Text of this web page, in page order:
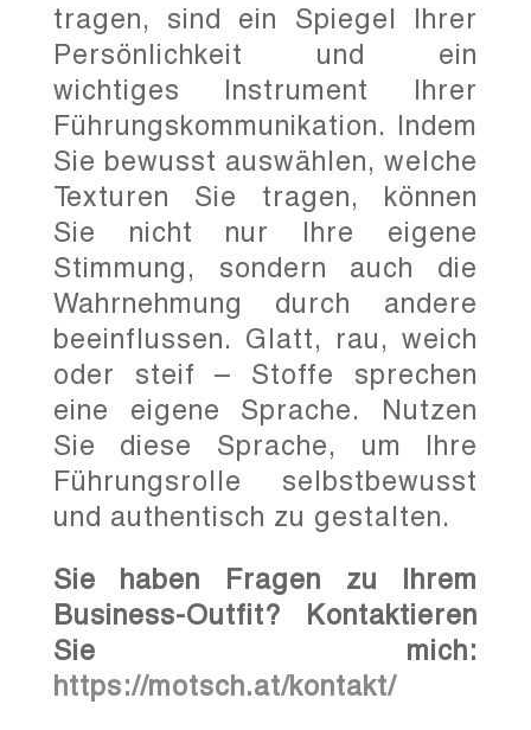
tragen, sind ein Spiegel Ihrer
Persönlichkeit und ein
wichtiges Instrument Ihrer
Führungskommunikation. Indem
Sie bewusst auswählen, welche
Texturen Sie tragen, können
Sie nicht nur Ihre eigene
Stimmung, sondern auch die
Wahrnehmung durch andere
beeinflussen. Glatt, rau, weich
oder steif – Stoffe sprechen
eine eigene Sprache. Nutzen
Sie diese Sprache, um Ihre
Führungsrolle selbstbewusst
und authentisch zu gestalten.
Sie haben Fragen zu Ihrem
Business-Outfit? Kontaktieren
Sie mich:
https://motsch.at/kontakt/